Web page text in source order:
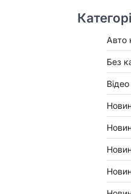
Авто
Без
Відео